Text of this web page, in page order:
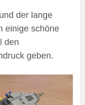
der lange
einige schöne
den
geben.